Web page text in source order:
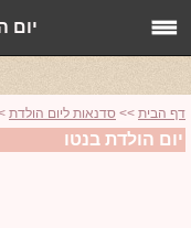
רעיונות לבת מצווה עםיום
דף הבית >> סדנאות ליום הולדת
יום הולדת בנטו